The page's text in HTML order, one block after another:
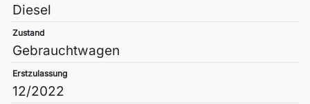
Diesel
Zustand
Gebrauchtwagen
Erstzulassung
12/2022